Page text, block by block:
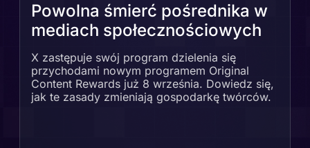
Powolna śmierć pośrednika w
mediach społecznościowych
X zastępuje swój program dzielenia się
przychodami nowym programem Original
Content Rewards już 8 września. Dowiedz się,
jak te zasady zmieniają gospodarkę twórców.